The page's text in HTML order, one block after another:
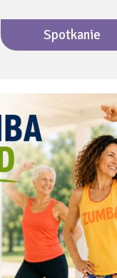
Spotkanie